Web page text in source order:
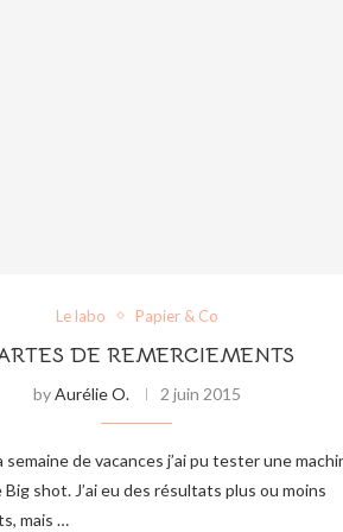
Le labo Papier & Co
DE REMERCIEMENTS
byAurélie O. 2 juin 2015
semaine de vacances j’ai pu tester une
shot. J’ai eu des résultats plus ou moins
mais …